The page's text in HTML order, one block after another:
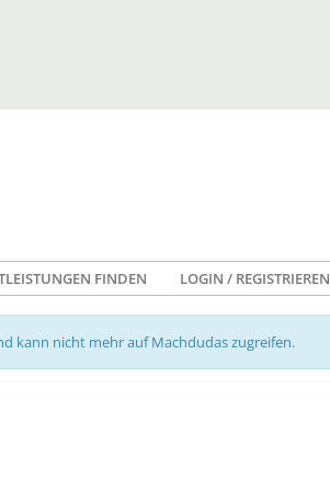
FINDEN LOGIN / REGISTRIEREN
kann nicht mehr auf Machdudas zugreifen.